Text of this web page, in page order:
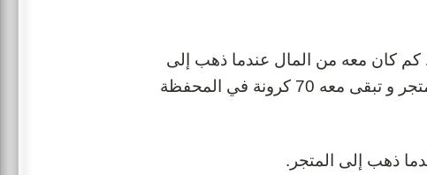
كان معه من المال عندما ذهب إلى
السوق و لكنه يعرف أنه اشترى جريدة بمبلغ 20 كرونة من المتجر و تبقى معه 70 كرونة في المحفظة
ذهب إلى المتجر.